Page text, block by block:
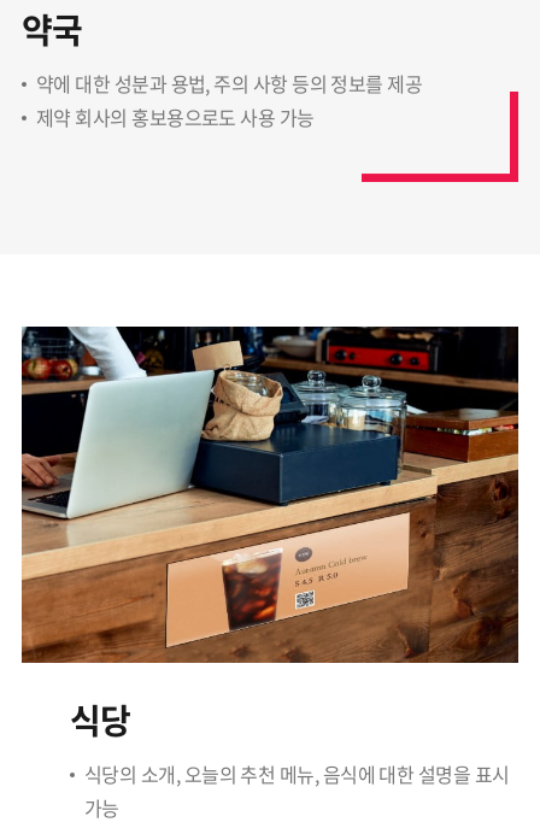
약국
약에 대한 성분과 용법, 주의 사항 등의 정보를 제공
제약 회사의 홍보용으로도 사용 가능
식당
식당의 소개, 오늘의 추천 메뉴, 음식에 대한 설명을 표시
가능